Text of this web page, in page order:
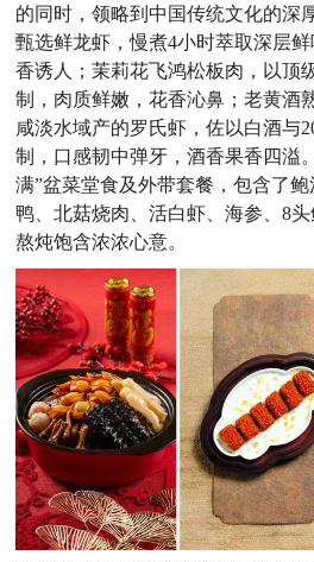
的同时，领略到中国传统文化的深
甄选鲜龙虾，慢煮4小时萃取深层
香诱人；茉莉花飞鸿松板肉，以顶
制，肉质鲜嫩，花香沁鼻；老黄酒
咸淡水域产的罗氏虾，佐以白酒与
制，口感韧中弹牙，酒香果香四溢
满”盆菜堂食及外带套餐，包含了
鸭、北菇烧肉、活白虾、海参、8
熬炖饱含浓浓心意。